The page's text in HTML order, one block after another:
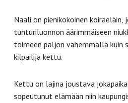
Naali on pienikokoinen
tunturiluonnon äärimmäiseen
toimeen paljon vähemmällä kuin
kilpailija kettu.
Kettu on lajina joustava
sopeutunut elämään niin